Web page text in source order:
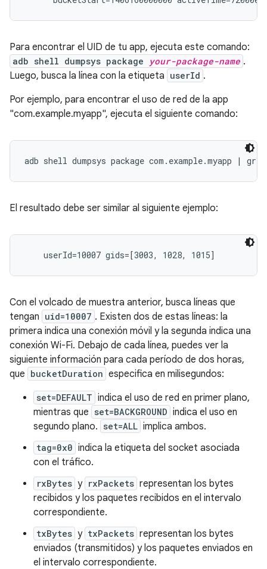
Para encontrar el UID de tu app, ejecuta este comando:
adb shell dumpsys package your-package-name .
Luego, busca la línea con la etiqueta userId .
Por ejemplo, para encontrar el uso de red de la app
"com.example.myapp", ejecuta el siguiente comando:
El resultado debe ser similar al siguiente ejemplo:
Con el volcado de muestra anterior, busca líneas que
tengan uid=10007 . Existen dos de estas líneas: la
primera indica una conexión móvil y la segunda indica una
conexión Wi-Fi. Debajo de cada línea, puedes ver la
siguiente información para cada período de dos horas,
que bucketDuration especifica en milisegundos:
set=DEFAULT indica el uso de red en primer plano,
mientras que set=BACKGROUND indica el uso en
segundo plano. set=ALL implica ambos.
tag=0x0 indica la etiqueta del socket asociada
con el tráfico.
rxBytes y rxPackets representan los bytes
recibidos y los paquetes recibidos en el intervalo
correspondiente.
txBytes y txPackets representan los bytes
enviados (transmitidos) y los paquetes enviados en
el intervalo correspondiente.